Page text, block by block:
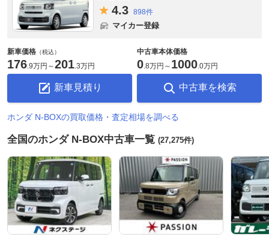
4.3 898件
マイカー登録
新車価格 （税込）
176.9万円 ～201.3万円
新車見積り
中古車本体価格
0.8万円 ～ 1000.0万円
中古車を検索
ホンダ N-BOXの買取価格・査定相場を調べる
全国のホンダ N-BOX中古車一覧 (27,275件)